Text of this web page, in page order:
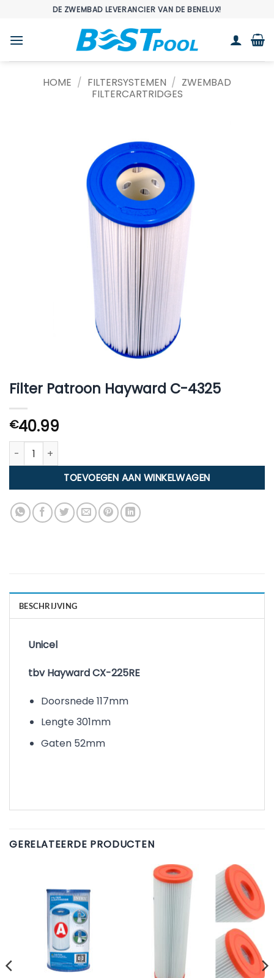
inhoud
DE ZWEMBAD LEVERANCIER VAN DE BENELUX!
HOME / FILTERSYSTEMEN / ZWEMBAD
FILTERCARTRIDGES
Filter Patroon Hayward C-4325
€40.99
Filter Patroon Hayward C-4325 aantal
TOEVOEGEN AAN WINKELWAGEN
BESCHRIJVING
Unicel
tbv Hayward CX-225RE
Doorsnede 117mm
Lengte 301mm
Gaten 52mm
GERELATEERDE PRODUCTEN